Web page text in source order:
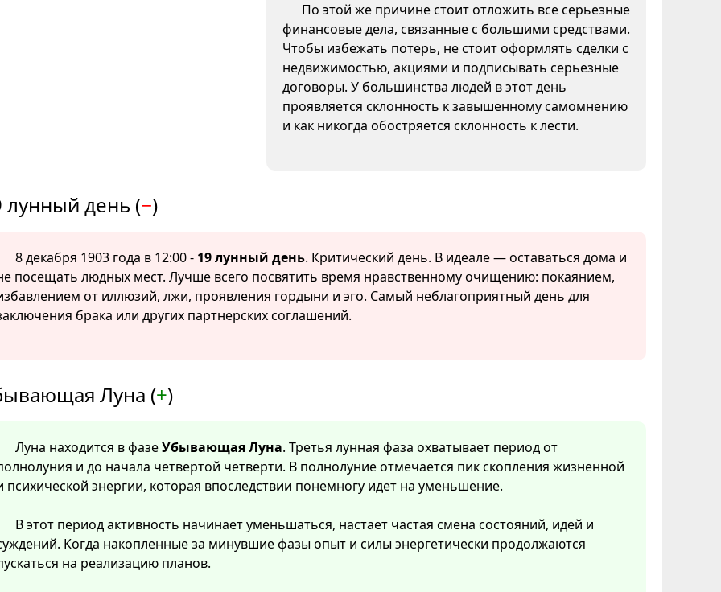
По этой же причине стоит отложить все серьезные
финансовые дела, связанные с большими средствами.
Чтобы избежать потерь, не стоит оформлять сделки с
недвижимостью, акциями и подписывать серьезные
договоры. У большинства людей в этот день
проявляется склонность к завышенному самомнению
и как никогда обостряется склонность к лести.
лунный день (−)
8 декабря 1903 года в 12:00 - 19 лунный день. Критический день. В идеале — оставаться дома и
посещать людных мест. Лучше всего посвятить время нравственному очищению: покаянием,
от иллюзий, лжи, проявления гордыни и эго. Самый неблагоприятный день для
брака или других партнерских соглашений.
Луна (+)
Луна находится в фазеУбывающая Луна. Третья лунная фаза охватывает период от
и до начала четвертой четверти. В полнолуние отмечается пик скопления жизненной
психической энергии, которая впоследствии понемногу идет на уменьшение.
В этот период активность начинает уменьшаться, настает частая смена состояний, идей и
Когда накопленные за минувшие фазы опыт и силы энергетически продолжаются
на реализацию планов.